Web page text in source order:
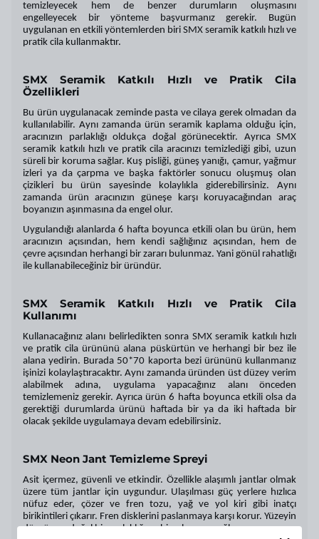
temizleyecek hem de benzer durumların oluşmasını
engelleyecek bir yönteme başvurmanız gerekir. Bugün
uygulanan en etkili yöntemlerden biri SMX seramik katkılı hızlı ve
pratik cila kullanmaktır.
SMX Seramik Katkılı Hızlı ve Pratik Cila
Özellikleri
Bu ürün uygulanacak zeminde pasta ve cilaya gerek olmadan da
kullanılabilir. Aynı zamanda ürün seramik kaplama olduğu için,
aracınızın parlaklığı oldukça doğal görünecektir. Ayrıca SMX
seramik katkılı hızlı ve pratik cila aracınızı temizlediği gibi, uzun
süreli bir koruma sağlar. Kuş pisliği, güneş yanığı, çamur, yağmur
izleri ya da çarpma ve başka faktörler sonucu oluşmuş olan
çizikleri bu ürün sayesinde kolaylıkla giderebilirsiniz. Aynı
zamanda ürün aracınızın güneşe karşı koruyacağından araç
boyanızın aşınmasına da engel olur.
Uygulandığı alanlarda 6 hafta boyunca etkili olan bu ürün, hem
aracınızın açısından, hem kendi sağlığınız açısından, hem de
çevre açısından herhangi bir zararı bulunmaz. Yani gönül rahatlığı
ile kullanabileceğiniz bir üründür.
SMX Seramik Katkılı Hızlı ve Pratik Cila
Kullanımı
Kullanacağınız alanı belirledikten sonra SMX seramik katkılı hızlı
ve pratik cila ürününü alana püskürtün ve herhangi bir bez ile
alana yedirin. Burada 50*70 kaporta bezi ürününü kullanmanız
işinizi kolaylaştıracaktır. Aynı zamanda üründen üst düzey verim
alabilmek adına, uygulama yapacağınız alanı önceden
temizlemeniz gerekir. Ayrıca ürün 6 hafta boyunca etkili olsa da
gerektiği durumlarda ürünü haftada bir ya da iki haftada bir
olacak şekilde uygulamaya devam edebilirsiniz.
SMX Neon Jant Temizleme Spreyi
Asit içermez, güvenli ve etkindir. Özellikle alaşımlı jantlar olmak
üzere tüm jantlar için uygundur. Ulaşılması güç yerlere hızlıca
nüfuz eder, çözer ve fren tozu, yağ ve yol kiri gibi inatçı
birikintileri çıkarır. Fren disklerini paslanmaya karşı korur. Yüzeyin
düzgün ve doğal bir parlaklığa sahip olmasını sağlar